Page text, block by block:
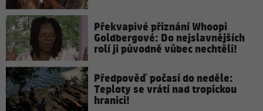
Překvapivé přiznání Whoopi
Goldbergové: Do nejslavnějších
rolí ji původně vůbec nechtěli!
Předpověď počasí do neděle:
Teploty se vrátí nad tropickou
hranici!